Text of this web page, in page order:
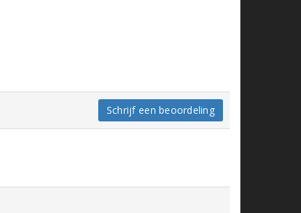
Schrijf een beoordeling